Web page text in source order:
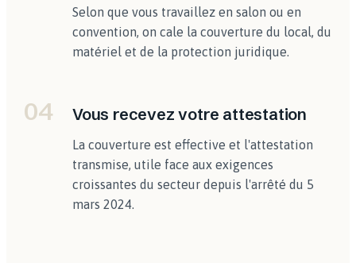
Selon que vous travaillez en salon ou en
convention, on cale la couverture du local, du
matériel et de la protection juridique.
04 Vous recevez votre attestation
La couverture est effective et l'attestation
transmise, utile face aux exigences
croissantes du secteur depuis l'arrêté du 5
mars 2024.